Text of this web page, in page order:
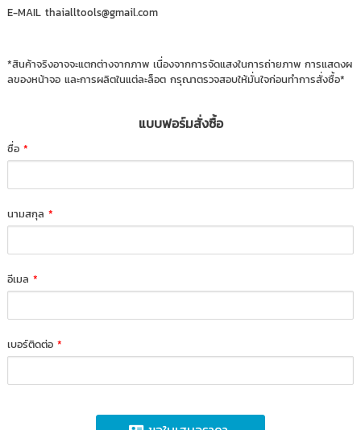
E-MAIL thaialltools@gmail.com
*สินค้าจริงอาจจะแตกต่างจากภาพ เนื่องจากการจัดแสงในการถ่ายภาพ การแสดงผ
ลของหน้าจอ และการผลิตในแต่ละล็อต กรุณาตรวจสอบให้มั่นใจก่อนทำการสั่งซื้อ*
แบบฟอร์มสั่งซื้อ
ชื่อ*
นามสกุล*
อีเมล*
เบอร์ติดต่อ*